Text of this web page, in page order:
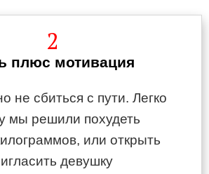
2
плюс мотивация
не сбиться с пути. Легко
мы решили похудеть
или открыть
девушку